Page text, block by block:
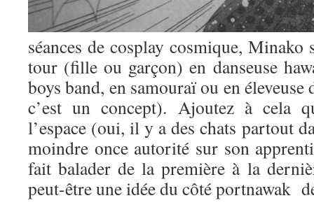
séances de cosplay cosmique,
tour (fille ou garçon) en danseuse
boys band, en samouraï ou en éleveuse
c’est un concept). Ajoutez à cela
l’espace (oui, il y a des chats partout
moindre once autorité sur son
fait balader de la première à la
peut-être une idée du côté portnawak